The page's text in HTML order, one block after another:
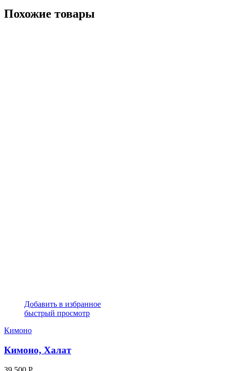
Похожие товары
Добавить в избранное
быстрый просмотр
Кимоно
Кимоно, Халат